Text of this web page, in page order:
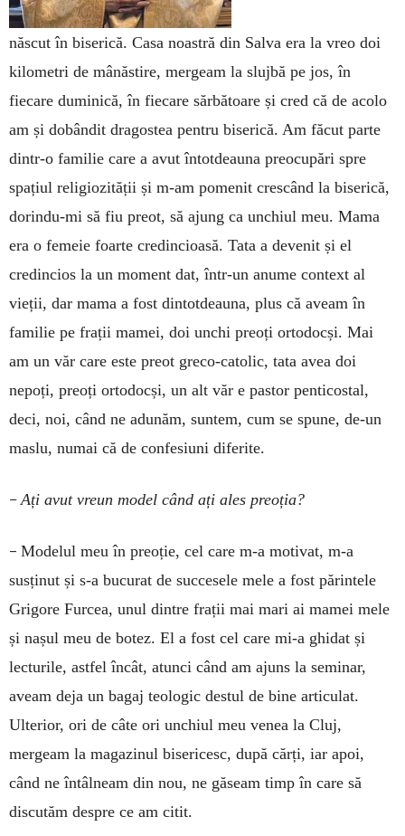
născut în biserică. Casa noastră din Salva era la vreo doi
kilometri de mânăstire, mergeam la slujbă pe jos, în
fiecare duminică, în fiecare sărbătoare și cred că de acolo
am și dobândit dragostea pentru biserică. Am făcut parte
dintr-o familie care a avut întotdeauna preocupări spre
spațiul religiozității și m-am pomenit crescând la biserică,
dorindu-mi să fiu preot, să ajung ca unchiul meu. Mama
era o femeie foarte credincioasă. Tata a devenit și el
credincios la un moment dat, într-un anume context al
vieții, dar mama a fost dintotdeauna, plus că aveam în
familie pe frații mamei, doi unchi preoți ortodocși. Mai
am un văr care este preot greco-catolic, tata avea doi
nepoți, preoți ortodocși, un alt văr e pastor penticostal,
deci, noi, când ne adunăm, suntem, cum se spune, de-un
maslu, numai că de confesiuni diferite.
–Ați avut vreun model când ați ales preoția?
– Modelul meu în preoție, cel care m-a motivat, m-a
susținut și s-a bucurat de succesele mele a fost părintele
Grigore Furcea, unul dintre frații mai mari ai mamei mele
și nașul meu de botez. El a fost cel care mi-a ghidat și
lecturile, astfel încât, atunci când am ajuns la seminar,
aveam deja un bagaj teologic destul de bine articulat.
Ulterior, ori de câte ori unchiul meu venea la Cluj,
mergeam la magazinul bisericesc, după cărți, iar apoi,
când ne întâlneam din nou, ne găseam timp în care să
discutăm despre ce am citit.